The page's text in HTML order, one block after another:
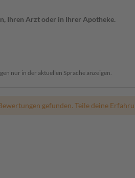
Ihren Arzt oder in Ihrer Apotheke.
nur in der aktuellen Sprache anzeigen.
gefunden. Teile deine